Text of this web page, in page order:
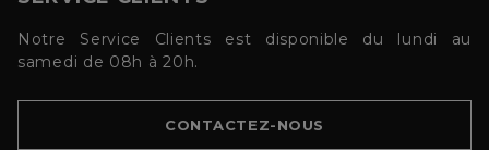
Notre Service Clients est disponible du lundi au
samedi de 08h à 20h.
CONTACTEZ-NOUS